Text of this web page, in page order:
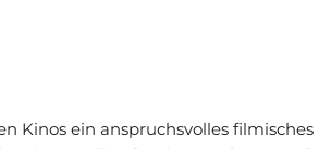
Kinos ein anspruchsvolles filmisches